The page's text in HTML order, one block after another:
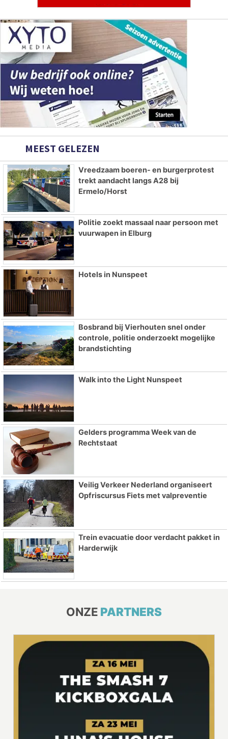
MEEST GELEZEN
Vreedzaam boeren- en burgerprotest
trekt aandacht langs A28 bij
Ermelo/Horst
Politie zoekt massaal naar persoon met
vuurwapen in Elburg
Hotels in Nunspeet
Bosbrand bij Vierhouten snel onder
controle, politie onderzoekt mogelijke
brandstichting
Walk into the Light Nunspeet
Gelders programma Week van de
Rechtstaat
Veilig Verkeer Nederland organiseert
Opfriscursus Fiets met valpreventie
Trein evacuatie door verdacht pakket in
Harderwijk
ONZE PARTNERS